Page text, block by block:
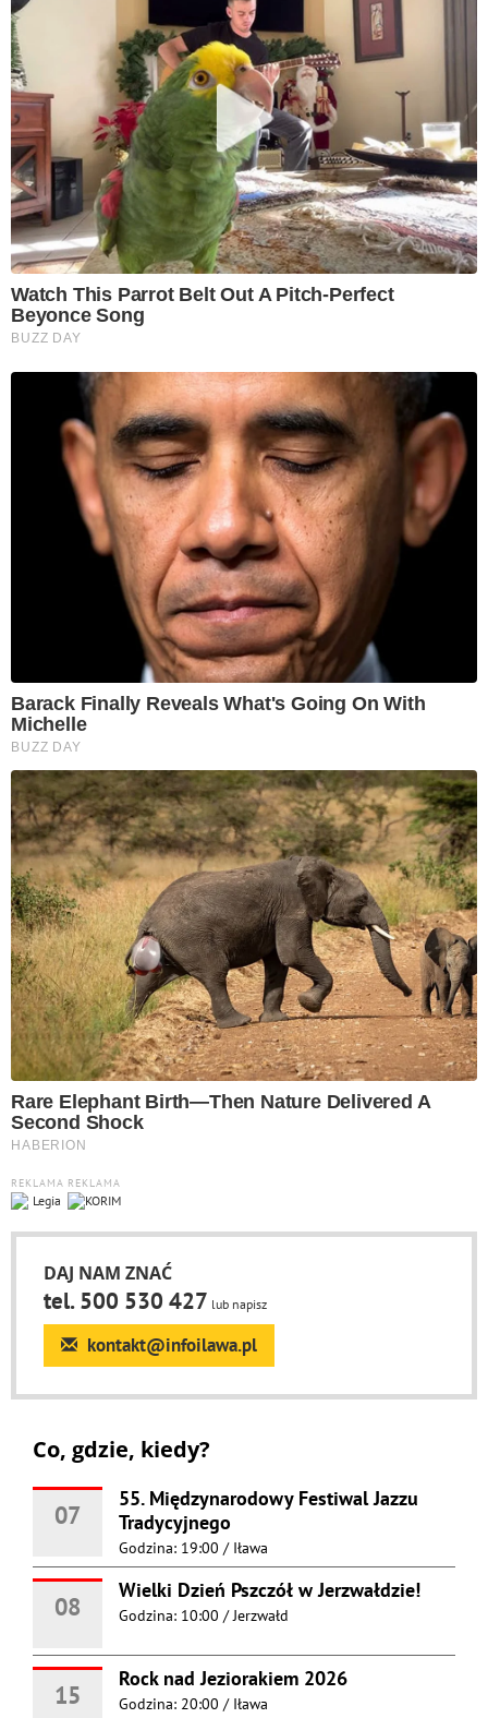
REKLAMA REKLAMA
DAJ NAM ZNAĆ
tel. 500 530 427 lub napisz
kontakt@infoilawa.pl
Co, gdzie, kiedy?
07
55. Międzynarodowy Festiwal Jazzu
Tradycyjnego
Godzina: 19:00 / Iława
08
Wielki Dzień Pszczół w Jerzwałdzie!
Godzina: 10:00 /Jerzwałd
15
Rock nad Jeziorakiem 2026
Godzina: 20:00 / Iława